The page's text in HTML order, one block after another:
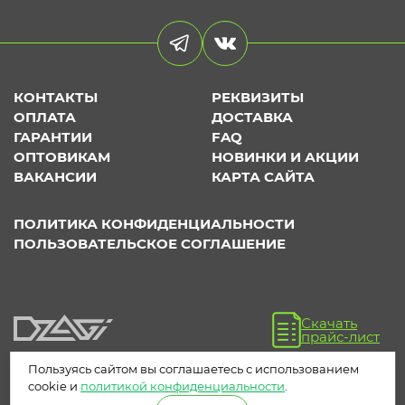
КОНТАКТЫ
РЕКВИЗИТЫ
ОПЛАТА
ДОСТАВКА
ГАРАНТИИ
FAQ
ОПТОВИКАМ
НОВИНКИ И АКЦИИ
ВАКАНСИИ
КАРТА САЙТА
ПОЛИТИКА КОНФИДЕНЦИАЛЬНОСТИ
ПОЛЬЗОВАТЕЛЬСКОЕ СОГЛАШЕНИЕ
Скачать
прайс-лист
Пользуясь сайтом вы соглашаетесь с использованием
cookie и политикой конфиденциальности